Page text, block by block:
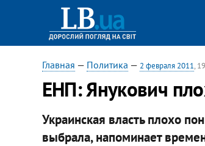
Главная — Политика — 2 февраля 2011,
ЕНП: Янукович
Украинская власть плохо
выбрала, напоминает